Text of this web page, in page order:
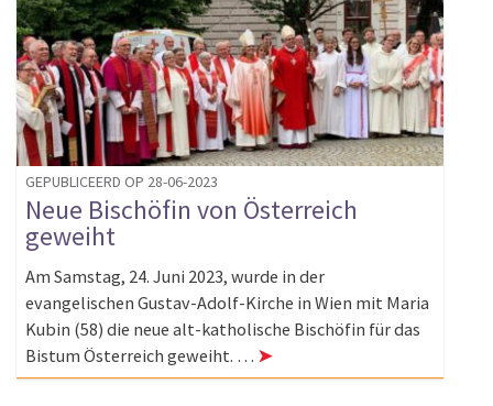
GEPUBLICEERD OP 28-06-2023
Neue Bischöfin von Österreich
geweiht
Am Samstag, 24. Juni 2023, wurde in der
evangelischen Gustav-Adolf-Kirche in Wien mit Maria
Kubin (58) die neue alt-katholische Bischöfin für das
Bistum Österreich geweiht. … ➤